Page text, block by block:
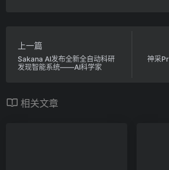
上一篇
Sakana AI发布全新全自动科研
发现智能系统——AI科学家
神采
相关文章